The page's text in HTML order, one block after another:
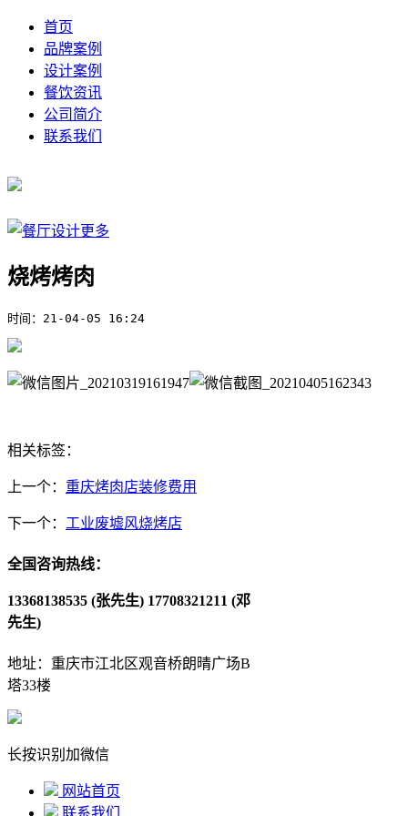
首页
品牌案例
设计案例
餐饮资讯
公司简介
联系我们
烧烤烤肉
时间： 21-04-05 16:24
相关标签：
上一个： 重庆烤肉店装修费用
下一个： 工业废墟风烧烤店
全国咨询热线：
13368138535 (张先生) 17708321211 (邓
先生)
地址：重庆市江北区观音桥朗晴广场B
塔33楼
长按识别加微信
网站首页